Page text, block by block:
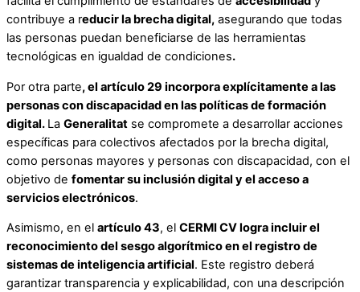
contribuye a reducir la brecha digital, asegurando que todas
las personas puedan beneficiarse de las herramientas
tecnológicas en igualdad de condiciones.
Por otra parte, el artículo 29 incorpora explícitamente a las
personas con discapacidad en las políticas de formación
digital. La Generalitat se compromete a desarrollar acciones
específicas para colectivos afectados por la brecha digital,
como personas mayores y personas con discapacidad, con el
objetivo de fomentar su inclusión digital y el acceso a
servicios electrónicos.
Asimismo, en el artículo 43, el CERMI CV logra incluir el
reconocimiento del sesgo algorítmico en el registro de
sistemas de inteligencia artificial. Este registro deberá
garantizar transparencia y explicabilidad, con una descripción